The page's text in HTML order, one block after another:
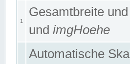
1
Gesamtbreite
und imgHoehe
Automatische